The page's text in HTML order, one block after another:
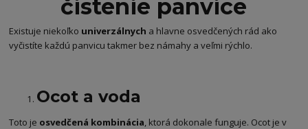
čistenie panvice
Existuje niekoľko univerzálnych a hlavne osvedčených rád ako
vyčistíte každú panvicu takmer bez námahy a veľmi rýchlo.
Ocot a voda
Toto je osvedčená kombinácia, ktorá dokonale funguje. Ocot je v